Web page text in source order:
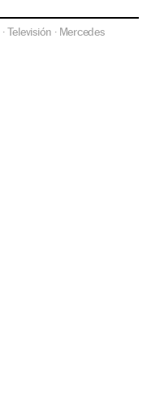
·Televisión · Mercedes